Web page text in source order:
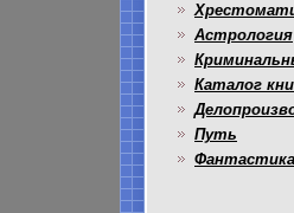
Астрология
Каталог
Путь
Фантастика